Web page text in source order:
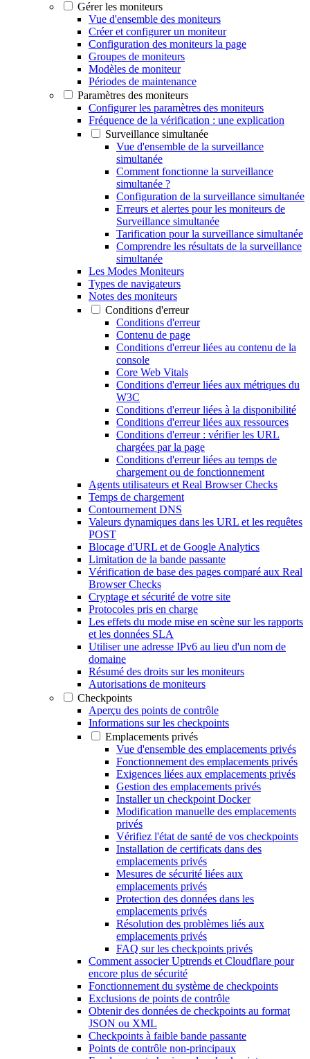
Gérer les moniteurs
Vue d'ensemble des moniteurs
Créer et configurer un moniteur
Configuration des moniteurs la page
Groupes de moniteurs
Modèles de moniteur
Périodes de maintenance
Paramètres des moniteurs
Configurer les paramètres des moniteurs
Fréquence de la vérification : une explication
Surveillance simultanée
Vue d'ensemble de la surveillance
simultanée
Comment fonctionne la surveillance
simultanée ?
Configuration de la surveillance simultanée
Erreurs et alertes pour les moniteurs de
Surveillance simultanée
Tarification pour la surveillance simultanée
Comprendre les résultats de la surveillance
simultanée
Les Modes Moniteurs
Types de navigateurs
Notes des moniteurs
Conditions d'erreur
Conditions d'erreur
Contenu de page
Conditions d'erreur liées au contenu de la
console
Core Web Vitals
Conditions d'erreur liées aux métriques du
W3C
Conditions d'erreur liées à la disponibilité
Conditions d'erreur liées aux ressources
Conditions d'erreur : vérifier les URL
chargées par la page
Conditions d'erreur liées au temps de
chargement ou de fonctionnement
Agents utilisateurs et Real Browser Checks
Temps de chargement
Contournement DNS
Valeurs dynamiques dans les URL et les requêtes
POST
Blocage d'URL et de Google Analytics
Limitation de la bande passante
Vérification de base des pages comparé aux Real
Browser Checks
Cryptage et sécurité de votre site
Protocoles pris en charge
Les effets du mode mise en scène sur les rapports
et les données SLA
Utiliser une adresse IPv6 au lieu d'un nom de
domaine
Résumé des droits sur les moniteurs
Autorisations de moniteurs
Checkpoints
Aperçu des points de contrôle
Informations sur les checkpoints
Emplacements privés
Vue d'ensemble des emplacements privés
Fonctionnement des emplacements privés
Exigences liées aux emplacements privés
Gestion des emplacements privés
Installer un checkpoint Docker
Modification manuelle des emplacements
privés
Vérifiez l'état de santé de vos checkpoints
Installation de certificats dans des
emplacements privés
Mesures de sécurité liées aux
emplacements privés
Protection des données dans les
emplacements privés
Résolution des problèmes liés aux
emplacements privés
FAQ sur les checkpoints privés
Comment associer Uptrends et Cloudflare pour
encore plus de sécurité
Fonctionnement du système de checkpoints
Exclusions de points de contrôle
Obtenir des données de checkpoints au format
JSON ou XML
Checkpoints à faible bande passante
Points de contrôle non-principaux